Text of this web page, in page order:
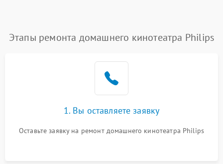
Этапы ремонта домашнего кинотеатра Philips
1. Вы оставляете заявку
Оставьте заявку на ремонт домашнего кинотеатра Philips